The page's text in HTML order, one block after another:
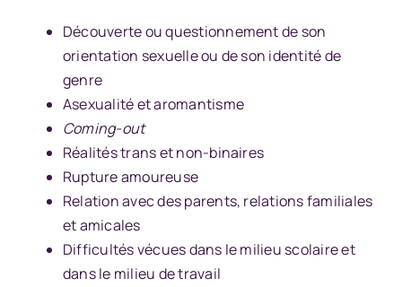
Découverte ou questionnement de son
orientation sexuelle ou de son identité de
genre
Asexualité etaromantisme
Coming-out
Réalités trans et non-binaires
Rupture amoureuse
Relation avec des parents, relations familiales
et amicales
Difficultés vécues dans le milieu scolaire et
dans le milieu de travail